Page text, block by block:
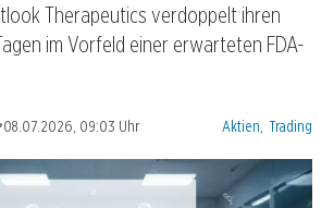
Therapeutics verdoppelt ihren
im Vorfeld einer erwarteten FDA-
08.07.2026, 09:03 Uhr Kategorien:
Aktien Trading